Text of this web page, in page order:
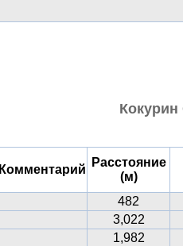
Кокурин
Комментарий
Расстояние
(м)
482
3,022
1,982